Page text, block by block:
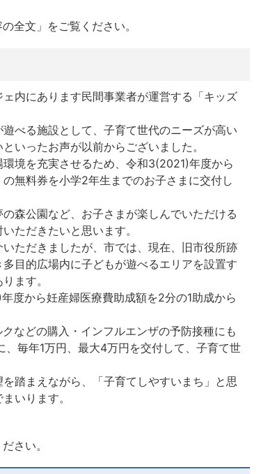
全文」をご覧ください。
内にあります民間事業者が運営する「キッズ
べる施設として、子育て世代のニーズが高い
いったお声が以前からございました。
境を充実させるため、令和3(2021)年度から
無料券を小学2年生までのお子さまに交付し
森公園など、お子さまが楽しんでいただける
ただきたいと思います。
ただきましたが、市では、現在、旧市役所跡
目的広場内に子どもが遊べるエリアを設置す
ます。
度から妊産婦医療費助成額を2分の1助成から
などの購入・インフルエンザの予防接種にも
毎年1万円、最大4万円を交付して、子育て世
踏まえながら、「子育てしやすいまち」と思
いります。
さい。